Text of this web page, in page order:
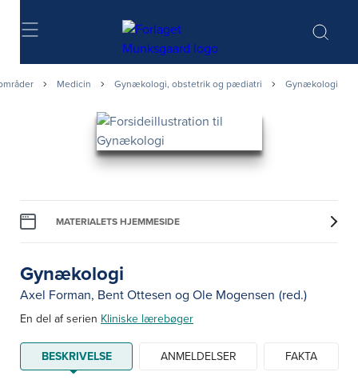
Søg
Medicin Gynækologi, obstetrik og pædiatri Gynækologi
MATERIALETS HJEMMESIDE
Gynækologi
Axel Forman, Bent Ottesen og Ole Mogensen (red.)
En del af serien Kliniske lærebøger
BESKRIVELSE ANMELDELSER FAKTA